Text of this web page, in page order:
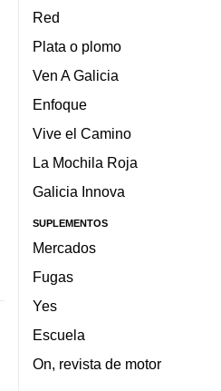
Red
Plata o plomo
Ven A Galicia
Enfoque
Vive el Camino
La Mochila Roja
Galicia Innova
SUPLEMENTOS
Mercados
Fugas
Yes
Escuela
On, revista de motor